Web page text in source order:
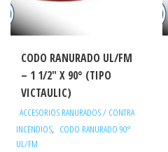
CODO RANURADO UL/FM
– 1 1/2″ X 90° (TIPO
VICTAULIC)
ACCESORIOS RANURADOS / CONTRA
INCENDIOS, CODO RANURADO 90°
UL/FM